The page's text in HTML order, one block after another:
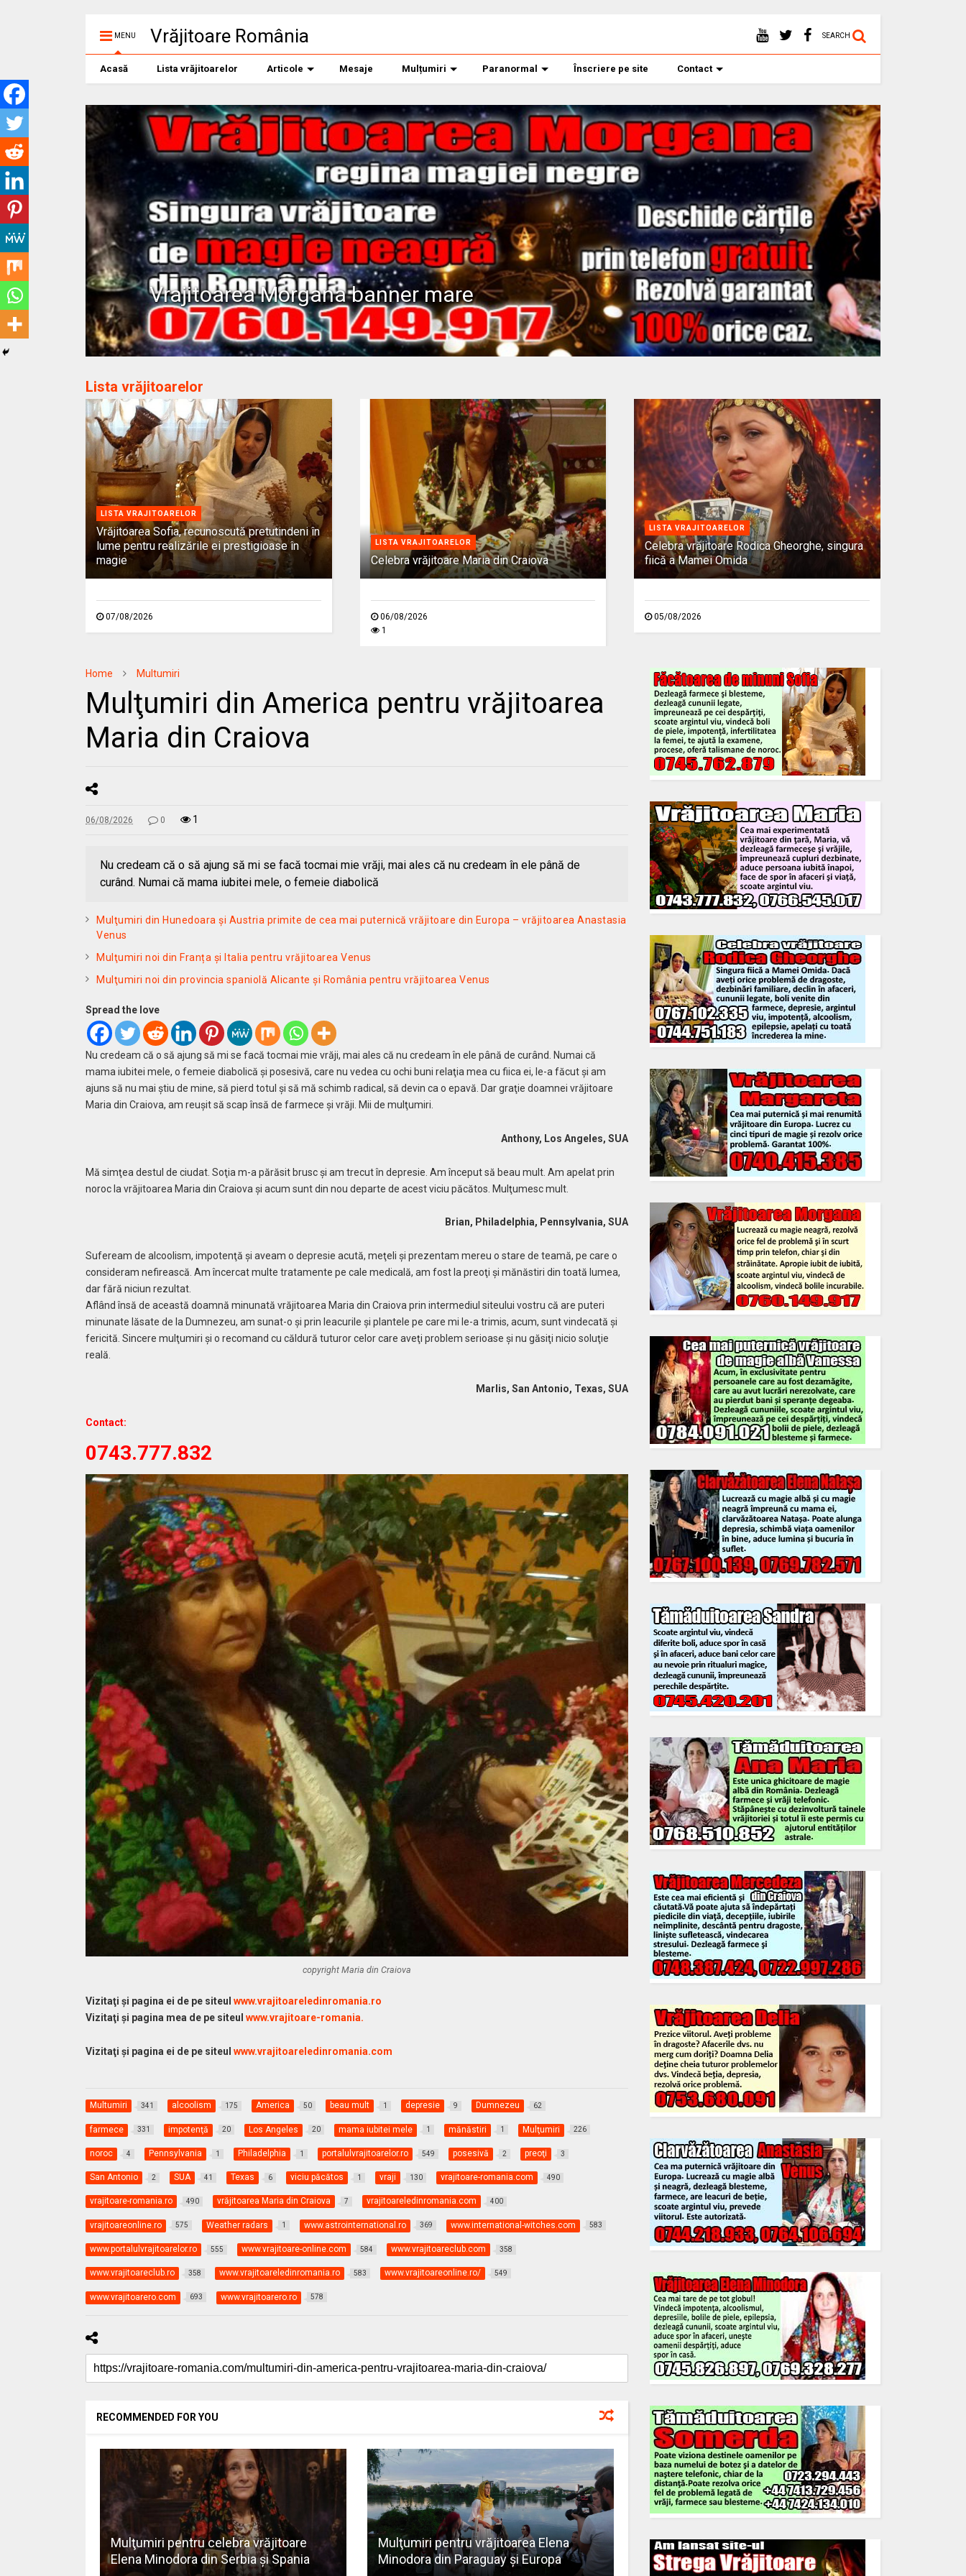
MENU Vrăjitoare România SEARCH
Acasă Lista vrăjitoarelor Articole Mesaje Mulțumiri Paranormal Înscriere pe site Contact
Vrajitoarea Morgana banner mare
Lista vrăjitoarelor
LISTA VRAJITOARELOR
Vrăjitoarea Sofia, recunoscută pretutindeni în
lume pentru realizările ei prestigioase în
magie
07/08/2026
LISTA VRAJITOARELOR
Celebra vrăjitoare Maria din Craiova
06/08/2026
1
LISTA VRAJITOARELOR
Celebra vrăjitoare Rodica Gheorghe, singura
fiică a Mamei Omida
05/08/2026
Home Multumiri
Mulţumiri din America pentru vrăjitoarea
Maria din Craiova
06/08/2026 0 1
Nu credeam că o să ajung să mi se facă tocmai mie vrăji, mai ales că nu credeam în ele până de
curând. Numai că mama iubitei mele, o femeie diabolică
Mulţumiri din Hunedoara și Austria primite de cea mai puternică vrăjitoare din Europa – vrăjitoarea Anastasia
Venus
Mulţumiri noi din Franța și Italia pentru vrăjitoarea Venus
Mulţumiri noi din provincia spaniolă Alicante și România pentru vrăjitoarea Venus
Spread the love
Nu credeam că o să ajung să mi se facă tocmai mie vrăji, mai ales că nu credeam în ele până de curând. Numai că
mama iubitei mele, o femeie diabolică şi posesivă, care nu vedea cu ochi buni relaţia mea cu fiica ei, le-a făcut şi am
ajuns să nu mai ştiu de mine, să pierd totul şi să mă schimb radical, să devin ca o epavă. Dar graţie doamnei vrăjitoare
Maria din Craiova, am reuşit să scap însă de farmece şi vrăji. Mii de mulţumiri.
Anthony, Los Angeles, SUA
Mă simţea destul de ciudat. Soţia m-a părăsit brusc şi am trecut în depresie. Am început să beau mult. Am apelat prin
noroc la vrăjitoarea Maria din Craiova şi acum sunt din nou departe de acest viciu păcătos. Mulţumesc mult.
Brian, Philadelphia, Pennsylvania, SUA
Sufeream de alcoolism, impotenţă şi aveam o depresie acută, meţeli şi prezentam mereu o stare de teamă, pe care o
consideram nefirească. Am încercat multe tratamente pe cale medicală, am fost la preoţi şi mănăstiri din toată lumea,
dar fără niciun rezultat.
Aflând însă de această doamnă minunată vrăjitoarea Maria din Craiova prin intermediul siteului vostru că are puteri
minunate lăsate de la Dumnezeu, am sunat-o şi prin leacurile şi plantele pe care mi le-a trimis, acum, sunt vindecată şi
fericită. Sincere mulţumiri şi o recomand cu căldură tuturor celor care aveţi problem serioase şi nu găsiţi nicio soluţie
reală.
Marlis, San Antonio, Texas, SUA
Contact:
0743.777.832
copyright Maria din Craiova
Vizitaţi şi pagina ei de pe siteul www.vrajitoareledinromania.ro
Vizitaţi şi pagina mea de pe siteulwww.vrajitoare-romania.
Vizitaţi şi pagina ei de pe siteulwww.vrajitoareledinromania.com
Multumiri 341 alcoolism 175 America 50 beau mult 1 depresie 9 Dumnezeu 62
farmece 331 impotenţă 20 Los Angeles 20 mama iubitei mele 1 mănăstiri 1 Mulţumiri 226
noroc 4 Pennsylvania 1 Philadelphia 1 portalulvrajitoarelor.ro 549 posesivă 2 preoţi 3
San Antonio 2 SUA 41 Texas 6 viciu păcătos 1 vraji 130 vrajitoare-romania.com 490
vrajitoare-romania.ro 490 vrăjitoarea Maria din Craiova 7 vrajitoareledinromania.com 400
vrajitoareonline.ro 575 Weather radars 1 www.astrointernational.ro 369 www.international-witches.com 583
www.portalulvrajitoarelor.ro 555 www.vrajitoare-online.com 584 www.vrajitoareclub.com 358
www.vrajitoareclub.ro 358 www.vrajitoareledinromania.ro 583 www.vrajitoareonline.ro/ 549
www.vrajitoarero.com 693 www.vrajitoarero.ro 578
RECOMMENDED FOR YOU
Mulţumiri pentru celebra vrăjitoare
Elena Minodora din Serbia și Spania
Mulţumiri pentru vrăjitoarea Elena
Minodora din Paraguay și Europa